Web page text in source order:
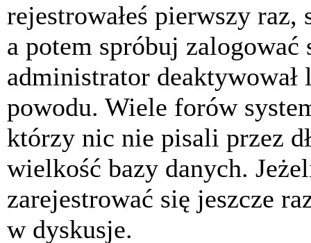
rejestrowałeś pierwszy
a potem spróbuj
administrator deaktywował
powodu. Wiele forów
którzy nic nie pisali przez
wielkość bazy danych.
zarejestrować się jeszcze
w dyskusje.